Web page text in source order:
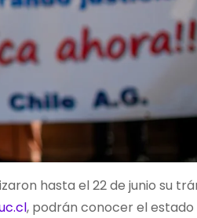
hasta el 22 de junio su
, podrán conocer el estado